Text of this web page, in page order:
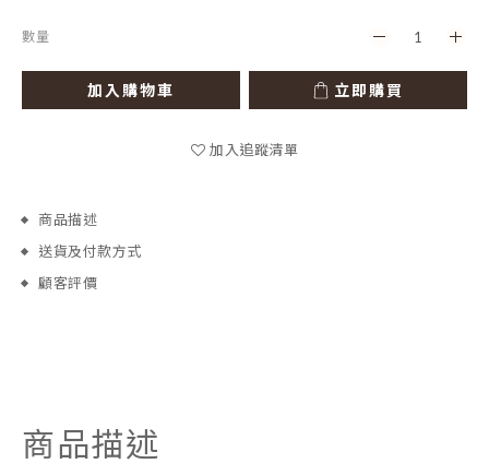
數量
加入購物車 立即購買
加入追蹤清單
商品描述
送貨及付款方式
顧客評價
商品描述